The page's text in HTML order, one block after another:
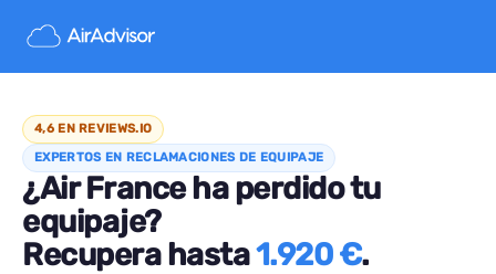
4,6 EN REVIEWS.IO
EXPERTOS EN RECLAMACIONES DE EQUIPAJE
¿Air France ha perdido tu
equipaje?
Recupera hasta1.920 €.